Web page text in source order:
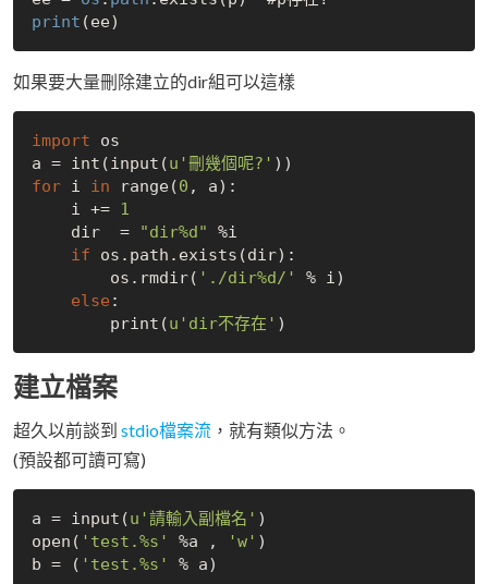
print
如果要大量刪除建立的dir組可以這樣
import os
a = int(input(u'刪幾個呢?'
for i in range(0 , a):
    i +=
1
    dir  =
"dir%d" %i
if os.path.exists(dir):
        os.rmdir(
'./dir%d/'
% i)
else :
        print(
u'dir不存在'
建立檔案
超久以前談到 stdio檔案流 ，就有類似方法。
(預設都可讀可寫)
a = input(u'請輸入副檔名' )
open( 'test.%s' %a , 'w' )
b = ( 'test.%s'